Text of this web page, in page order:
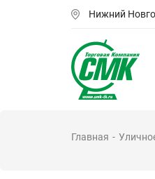
Нижний
Главная